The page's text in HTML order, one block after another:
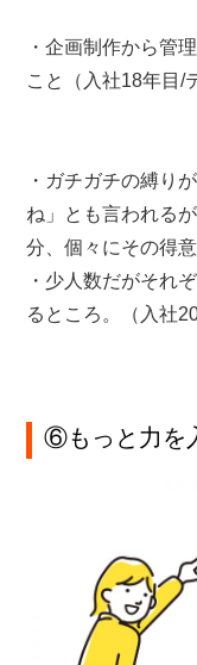
・企画制作から管
こと（入社18年目/
・ガチガチの縛り
ね」とも言われる
分、個々にその得
・少人数だがそれ
るところ。（入社
⑥もっと力を